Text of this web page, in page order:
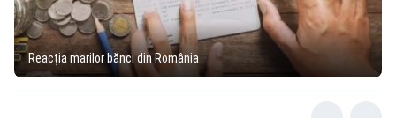
Reacția marilor bănci din România